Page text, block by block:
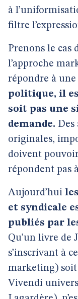
à
filtre
Prenons le cas
l’approche
répondre à
politique, il
soit pas une
demande. Des
originales,
doivent
répondent pas
Aujourd’hui
et syndicale
publiés par
Qu’un livre de
s’inscrivant à
marketing) soit
Vivendi